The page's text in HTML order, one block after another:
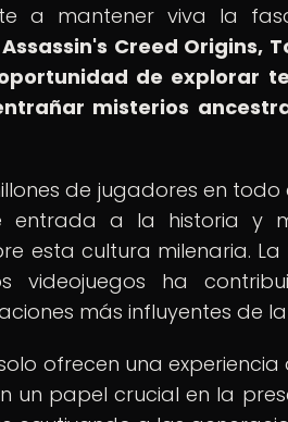
a mantener viva la
Creed Origins,
de explorar
misterios
de jugadores en todo
a la historia y
esta cultura milenaria.
videojuegos ha
más influyentes de
ofrecen una experiencia
un papel crucial en la